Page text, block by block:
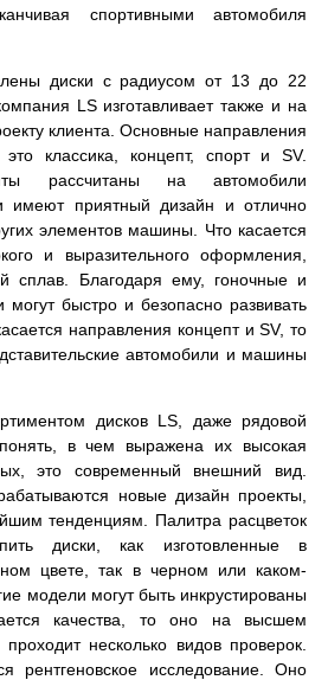
спортивными автомобиля
диски с радиусом от 13 до 22
LS изготавливает также и на
клиента. Основные направления
классика, концепт, спорт и SV.
рассчитаны на автомобили
имеют приятный дизайн и отлично
элементов машины. Что касается
и выразительного оформления,
сплав. Благодаря ему, гоночные и
могут быстро и безопасно развивать
направления концепт и SV, то
автомобили и машины
дисков LS, даже рядовой
в чем выражена их высокая
это современный внешний вид.
новые дизайн проекты,
тенденциям. Палитра расцветок
диски, как изготовленные в
цвете, так в черном или каком-
модели могут быть инкрустированы
качества, то оно на высшем
несколько видов проверок.
рентгеновское исследование. Оно